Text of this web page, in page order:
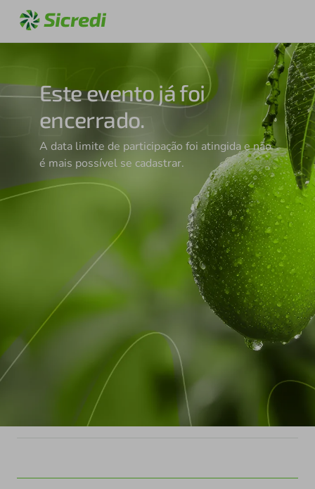
Este evento já foi
encerrado.
A data limite de participação foi atingida e não
é mais possível se cadastrar.